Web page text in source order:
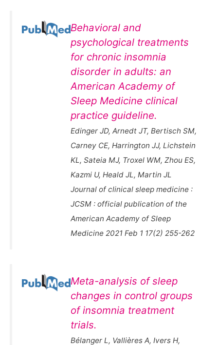
Behavioral and
psychological treatments
for chronic insomnia
disorder in adults: an
American Academy of
Sleep Medicine clinical
practice guideline.
Edinger JD, Arnedt JT, Bertisch SM,
Carney CE, Harrington JJ, Lichstein
KL, Sateia MJ, Troxel WM, Zhou ES,
Kazmi U, Heald JL, Martin JL
Journal of clinical sleep medicine :
JCSM : official publication of the
American Academy of Sleep
Medicine 2021 Feb 1 17(2) 255-262
Meta-analysis of sleep
changes in control groups
of insomnia treatment
trials.
Bélanger L, Vallières A, Ivers H,